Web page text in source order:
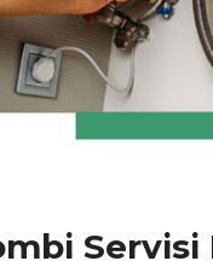
Servisi